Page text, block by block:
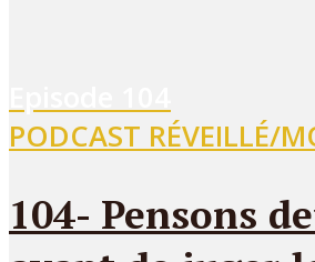
PODCAST RÉVEILLÉ/
104- Pensons